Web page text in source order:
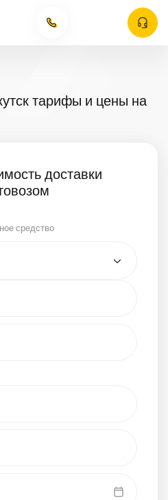
тарифы и цены на
доставки
средство